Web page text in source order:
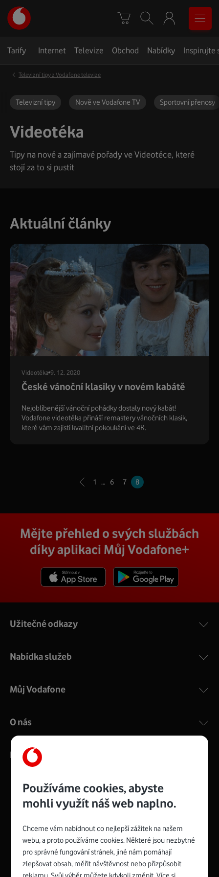
stránka
Košík Vyhledávání Menu
Tarify Internet Televize Obchod Nabídky Inspirujte
‹ Televizní tipy z Vodafone televize
Televizní tipy Nově ve Vodafone TV Sportovní přenosy
Videotéka
Tipy na nové a zajímavé pořady ve Videotéce, které
stojí za to si pustit
Aktuální články
Videotéka 9. 12. 2020
České vánoční klasiky v novém kabátě
Nejoblíbenější vánoční pohádky dostaly nový kabát!
Vodafone videotéka přináší remastery vánočních klasik,
které vám zajistí kvalitní pokoukání ve 4K.
1 … 6 7 8
Mějte přehled o svých službách
díky aplikaci Můj Vodafone+
Spojte se s Vodafonem
Užitečné odkazy
Nabídka služeb
Můj Vodafone
O nás
Kontakty
Management
consultancy
Recruitment
logo
Top
roku
Platinové
EcoVadis
Buy
Award
má
První
zelenou
Používáme cookies, abyste
mohli využít náš web naplno.
Chceme vám nabídnout co nejlepší zážitek na našem
webu, a proto používáme cookies. Některé jsou nezbytné
pro správné fungování stránek, jiné nám pomáhají
zlepšovat obsah, měřit návštěvnost nebo přizpůsobit